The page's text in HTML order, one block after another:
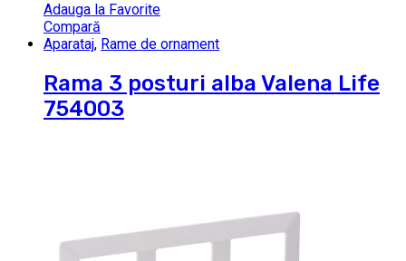
Adauga la Favorite
Compară
Aparataj, Rame de ornament
Rama 3 posturi alba Valena Life
754003